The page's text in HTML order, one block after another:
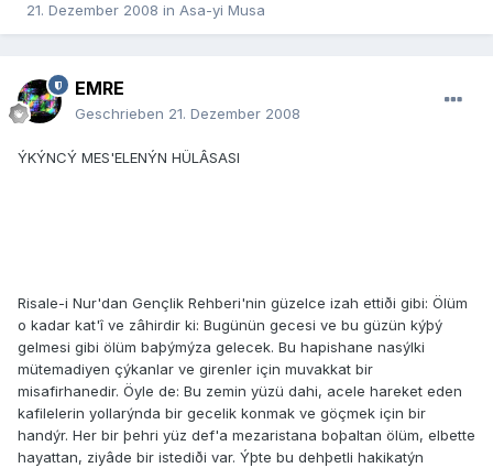
21. Dezember 2008 in Asa-yi Musa
EMRE
Geschrieben 21. Dezember 2008
ÝKÝNCÝ MES'ELENÝN HÜLÂSASI
Risale-i Nur'dan Gençlik Rehberi'nin güzelce izah ettiði gibi: Ölüm
o kadar kat'î ve zâhirdir ki: Bugünün gecesi ve bu güzün kýþý
gelmesi gibi ölüm baþýmýza gelecek. Bu hapishane nasýlki
mütemadiyen çýkanlar ve girenler için muvakkat bir
misafirhanedir. Öyle de: Bu zemin yüzü dahi, acele hareket eden
kafilelerin yollarýnda bir gecelik konmak ve göçmek için bir
handýr. Her bir þehri yüz def'a mezaristana boþaltan ölüm, elbette
hayattan, ziyâde bir istediði var. Ýþte bu dehþetli hakikatýn